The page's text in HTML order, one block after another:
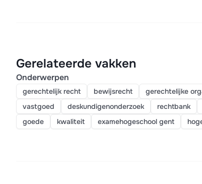
Gerelateerde vakken
Onderwerpen
gerechtelijk recht bewijsrecht gerechtelijke
vastgoed
deskundigenonderzoek rechtbank
goede
kwaliteit examehogeschool gent